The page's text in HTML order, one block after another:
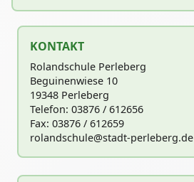
KONTAKT
Rolandschule Perleberg
Beguinenwiese 10
19348 Perleberg
Telefon: 03876 / 612656
Fax: 03876 / 612659
rolandschule@stadt-perleberg.de